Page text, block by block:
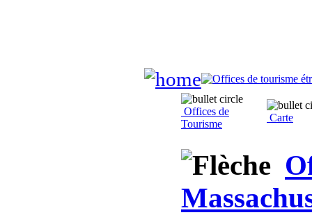
Offices de
Tourisme
Carte